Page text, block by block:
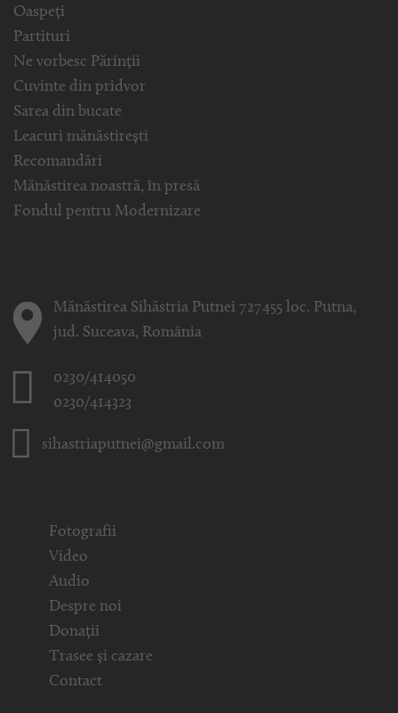
Oaspeți
Partituri
Ne vorbesc Părinții
Cuvinte din pridvor
Sarea din bucate
Leacuri mănăstirești
Recomandări
Mănăstirea noastră, în presă
Fondul pentru Modernizare
Mănăstirea Sihăstria Putnei 727455 loc. Putna,
jud. Suceava, România
0230/414050
0230/414323
sihastriaputnei@gmail.com
Fotografii
Video
Audio
Despre noi
Donații
Trasee și cazare
Contact